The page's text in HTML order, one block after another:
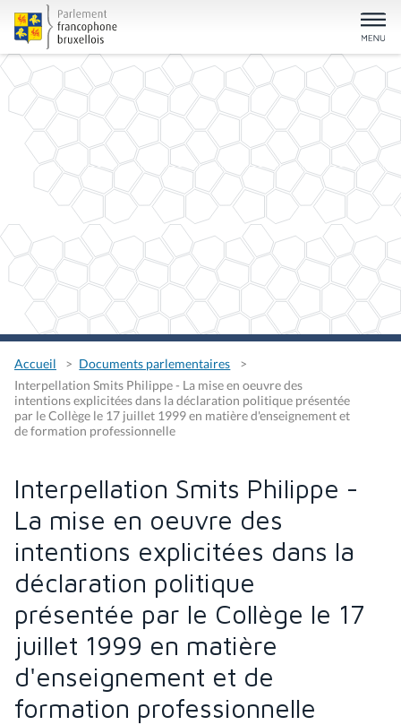
Accueil
Documents parlementaires
Interpellation Smits Philippe - La mise en oeuvre des
intentions explicitées dans la déclaration politique présentée
par le Collège le 17 juillet 1999 en matière d'enseignement et
de formation professionnelle
Interpellation Smits Philippe -
La mise en oeuvre des
intentions explicitées dans la
déclaration politique
présentée par le Collège le 17
juillet 1999 en matière
d'enseignement et de
formation professionnelle